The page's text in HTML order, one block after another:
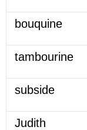
bouquine
tambourine
subside
Judith